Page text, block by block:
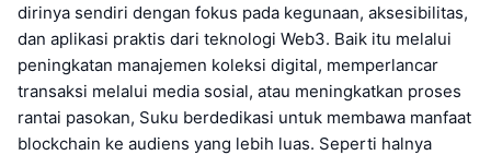
dirinya sendiri dengan fokus pada kegunaan, aksesibilitas,
dan aplikasi praktis dari teknologi Web3. Baik itu melalui
peningkatan manajemen koleksi digital, memperlancar
transaksi melalui media sosial, atau meningkatkan proses
rantai pasokan, Suku berdedikasi untuk membawa manfaat
blockchain ke audiens yang lebih luas. Seperti halnya